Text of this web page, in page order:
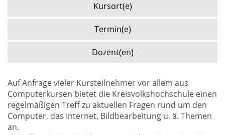
Kursort(e)
Termin(e)
Dozent(en)
Auf Anfrage vieler Kursteilnehmer vor allem aus
Computerkursen bietet die Kreisvolkshochschule einen
regelmäßigen Treff zu aktuellen Fragen rund um den
Computer, das Internet, Bildbearbeitung u. ä. Themen
an.